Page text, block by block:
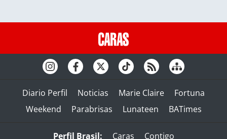
Diario Perfil Noticias Marie Claire
Fortuna
Weekend
Parabrisas Lunateen BATimes
Perfil Brasil: Caras Contigo